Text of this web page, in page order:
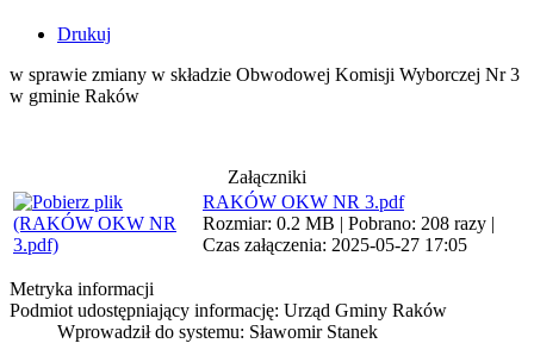
Drukuj
w sprawie zmiany w składzie Obwodowej Komisji Wyborczej Nr 3
w gminie Raków
Załączniki
RAKÓW OKW NR 3.pdf
Rozmiar: 0.2 MB | Pobrano: 208 razy |
Czas załączenia: 2025-05-27 17:05
Metryka informacji
Podmiot udostępniający informację: Urząd Gminy Raków
Wprowadził do systemu: Sławomir Stanek